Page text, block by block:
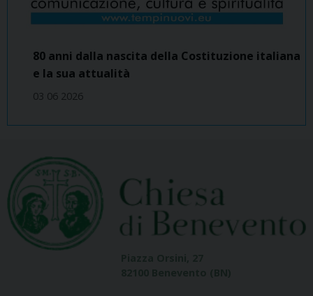
80 anni dalla nascita della Costituzione italiana
e la sua attualità
03 06 2026